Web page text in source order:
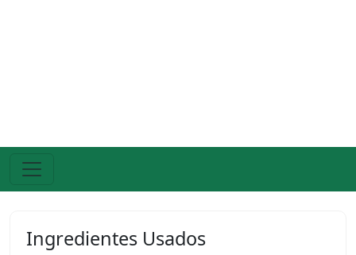
Ingredientes Usados